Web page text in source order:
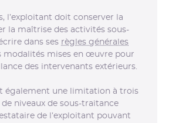
l’exploitant doit conserver la
la maîtrise des activités sous-
dans ses règles générales
modalités mises en œuvre pour
des intervenants extérieurs.
également une limitation à trois
niveaux de sous-traitance
de l’exploitant pouvant